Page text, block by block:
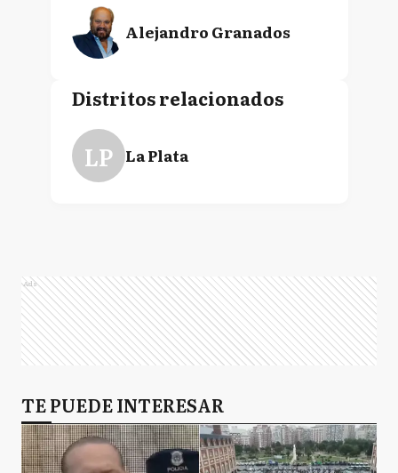
Alejandro Granados
Distritos relacionados
LP La Plata
Ads
TE PUEDE INTERESAR